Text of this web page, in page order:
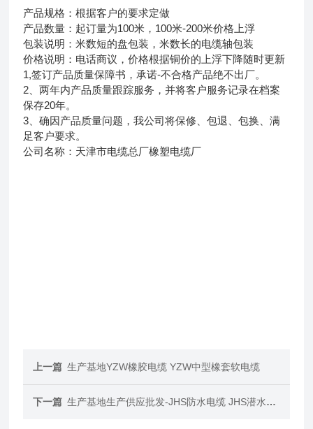
产品规格：根据客户的要求定做
产品数量：起订量为100米，100米-200米价格上浮
包装说明：米数短的盘包装，米数长的电缆轴包装
价格说明：电话商议，价格根据铜价的上浮下降随时更新
1,签订产品质量保障书，承诺-不合格产品绝不出厂。
2、两年内产品质量跟踪服务，并将客户服务记录在档案
保存20年。
3、确因产品质量问题，我公司将保修、包退、包换、满
足客户要求。
公司名称：天津市电缆总厂橡塑电缆厂
上一篇 生产基地YZW橡胶电缆 YZW中型橡套软电缆
下一篇 生产基地生产供应批发-JHS防水电缆 JHS潜水泵电缆